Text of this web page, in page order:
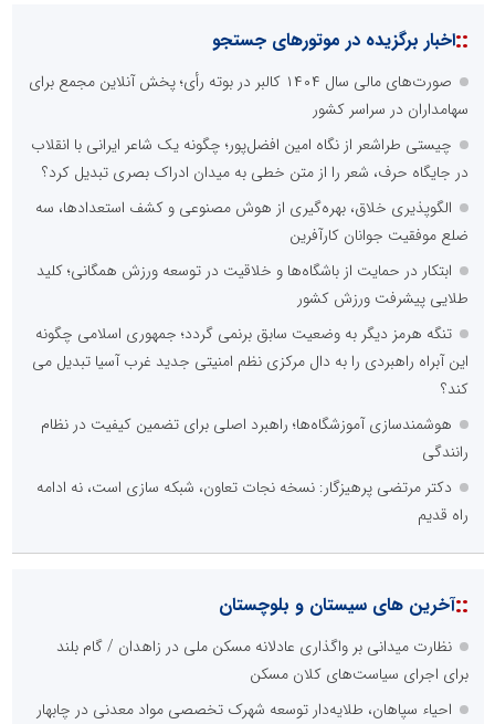
::اخبار برگزیده در موتورهای جستجو
صورت‌های مالی سال ۱۴۰۴ کالبر در بوته رأی؛ پخش آنلاین مجمع برای
سهامداران در سراسر کشور
چیستی طراشعر از نگاه امین افضل‌پور؛ چگونه یک شاعر ایرانی با انقلاب
در جایگاه حرف، شعر را از متن خطی به میدان ادراک بصری تبدیل کرد؟
الگوپذیری خلاق، بهره‌گیری از هوش مصنوعی و کشف استعدادها، سه
ضلع موفقیت جوانان کارآفرین
ابتکار در حمایت از باشگاه‌ها و خلاقیت در توسعه ورزش همگانی؛ کلید
طلایی پیشرفت ورزش کشور
تنگه هرمز دیگر به وضعیت سابق برنمی گردد؛ جمهوری اسلامی چگونه
این آبراه راهبردی را به دال مرکزی نظم امنیتی جدید غرب آسیا تبدیل می
کند؟
هوشمندسازی آموزشگاه‌ها؛ راهبرد اصلی برای تضمین کیفیت در نظام
رانندگی
دکتر مرتضی پرهیزگار: نسخه نجات تعاون، شبکه سازی است، نه ادامه
راه قدیم
::آخرین های سیستان و بلوچستان
نظارت میدانی بر واگذاری عادلانه مسکن ملی در زاهدان / گام بلند
برای اجرای سیاست‌های کلان مسکن
احیاء سپاهان، طلایه‌دار توسعه شهرک تخصصی مواد معدنی در چابهار